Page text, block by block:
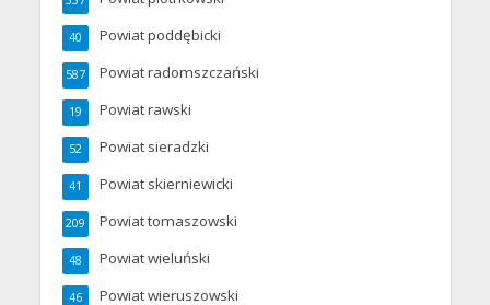
Powiat poddębicki
40
Powiat radomszczański
587
Powiat rawski
19
Powiat sieradzki
52
Powiat skierniewicki
41
Powiat tomaszowski
209
Powiat wieluński
48
Powiat wieruszowski
46